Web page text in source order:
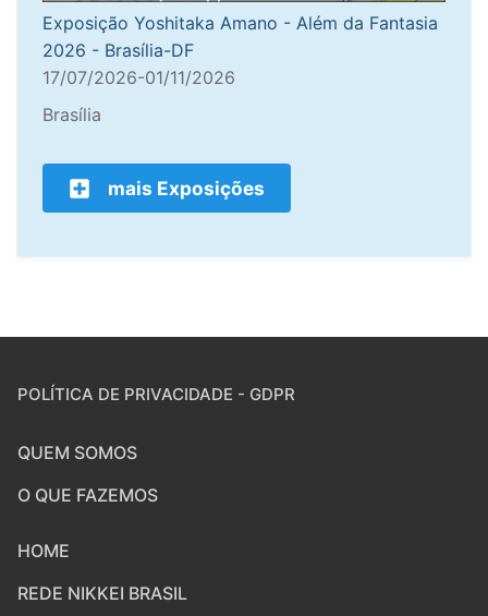
Exposição Yoshitaka Amano - Além da Fantasia
2026 - Brasília-DF
17/07/2026-01/11/2026
Brasília
mais Exposições
POLÍTICA DE PRIVACIDADE - GDPR
QUEM SOMOS
O QUE FAZEMOS
HOME
REDE NIKKEI BRASIL